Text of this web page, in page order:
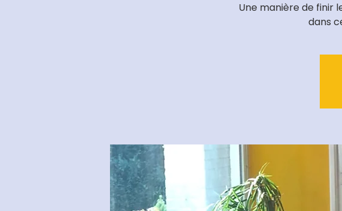
Une manière de finir
dans